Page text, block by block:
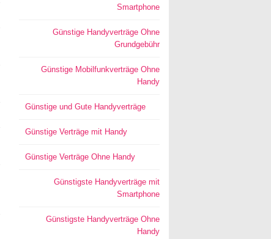
Smartphone
Günstige Handyverträge Ohne
Grundgebühr
Günstige Mobilfunkverträge Ohne
Handy
Günstige und Gute Handyverträge
Günstige Verträge mit Handy
Günstige Verträge Ohne Handy
Günstigste Handyverträge mit
Smartphone
Günstigste Handyverträge Ohne
Handy